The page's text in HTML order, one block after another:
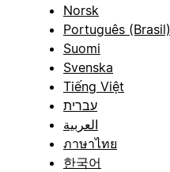
Norsk
Português (Brasil)
Suomi
Svenska
Tiếng Việt
עברית
العربية
ภาษาไทย
한국어